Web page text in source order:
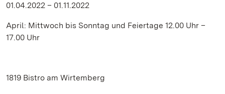
01.04.2022 – 01.11.2022
April: Mittwoch bis Sonntag und Feiertage 12.00 Uhr –
17.00 Uhr
1819 Bistro am Wirtemberg